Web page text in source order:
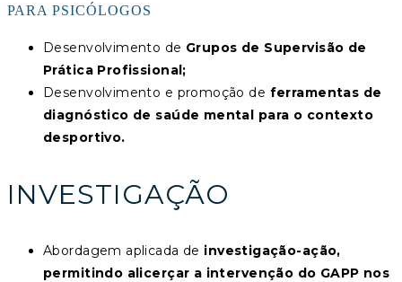
PARA PSICÓLOGOS
Desenvolvimento de Grupos de Supervisão de
Prática Profissional;
Desenvolvimento e promoção de ferramentas de
diagnóstico de saúde mental para o contexto
desportivo.
INVESTIGAÇÃO
Abordagem aplicada de investigação-ação,
permitindo alicerçar a intervenção do GAPP nos